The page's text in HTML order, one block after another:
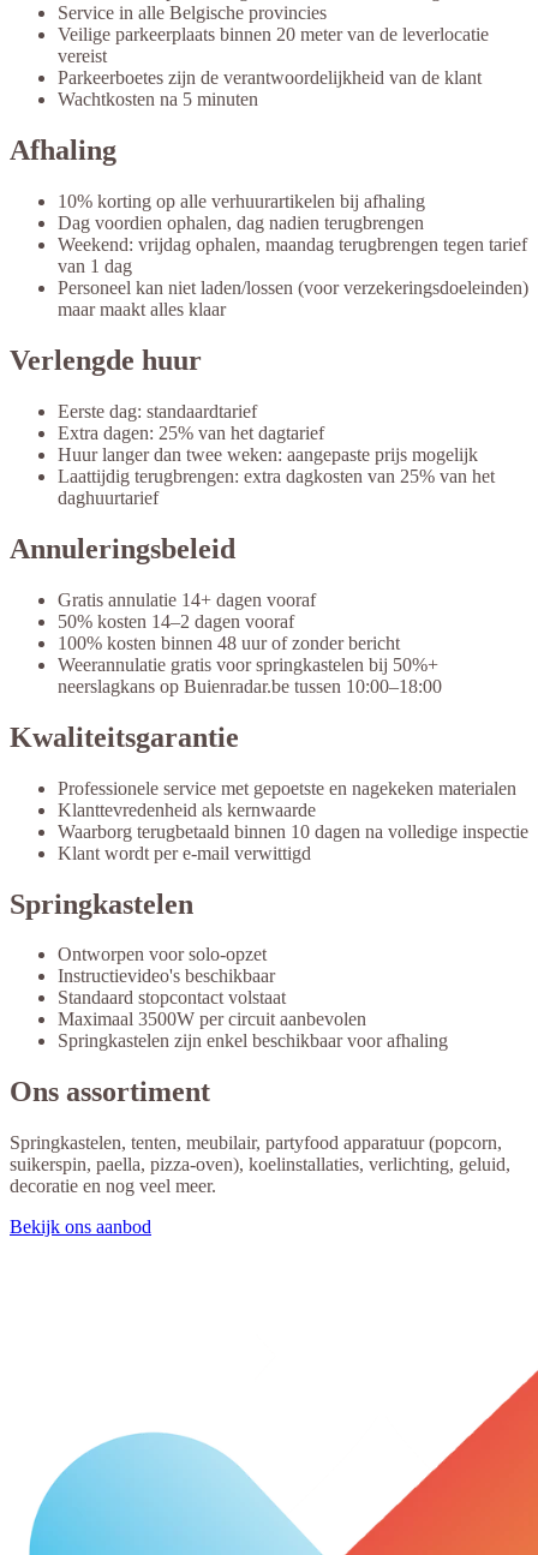
Service in alle Belgische provincies
Veilige parkeerplaats binnen 20 meter van de leverlocatie
vereist
Parkeerboetes zijn de verantwoordelijkheid van de klant
Wachtkosten na 5 minuten
Afhaling
10% korting op alle verhuurartikelen bij afhaling
Dag voordien ophalen, dag nadien terugbrengen
Weekend: vrijdag ophalen, maandag terugbrengen tegen tarief
van 1 dag
Personeel kan niet laden/lossen (voor verzekeringsdoeleinden)
maar maakt alles klaar
Verlengde huur
Eerste dag: standaardtarief
Extra dagen: 25% van het dagtarief
Huur langer dan twee weken: aangepaste prijs mogelijk
Laattijdig terugbrengen: extra dagkosten van 25% van het
daghuurtarief
Annuleringsbeleid
Gratis annulatie 14+ dagen vooraf
50% kosten 14–2 dagen vooraf
100% kosten binnen 48 uur of zonder bericht
Weerannulatie gratis voor springkastelen bij 50%+
neerslagkans op Buienradar.be tussen 10:00–18:00
Kwaliteitsgarantie
Professionele service met gepoetste en nagekeken materialen
Klanttevredenheid als kernwaarde
Waarborg terugbetaald binnen 10 dagen na volledige inspectie
Klant wordt per e-mail verwittigd
Springkastelen
Ontworpen voor solo-opzet
Instructievideo's beschikbaar
Standaard stopcontact volstaat
Maximaal 3500W per circuit aanbevolen
Springkastelen zijn enkel beschikbaar voor afhaling
Ons assortiment
Springkastelen, tenten, meubilair, partyfood apparatuur (popcorn,
suikerspin, paella, pizza-oven), koelinstallaties, verlichting, geluid,
decoratie en nog veel meer.
Bekijk ons aanbod